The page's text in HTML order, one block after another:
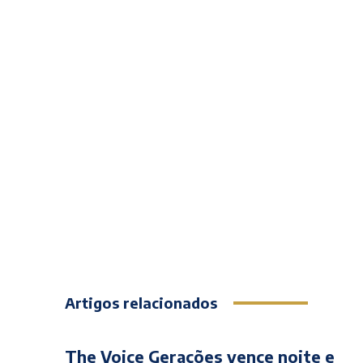
Artigos relacionados
The Voice Gerações vence noite e